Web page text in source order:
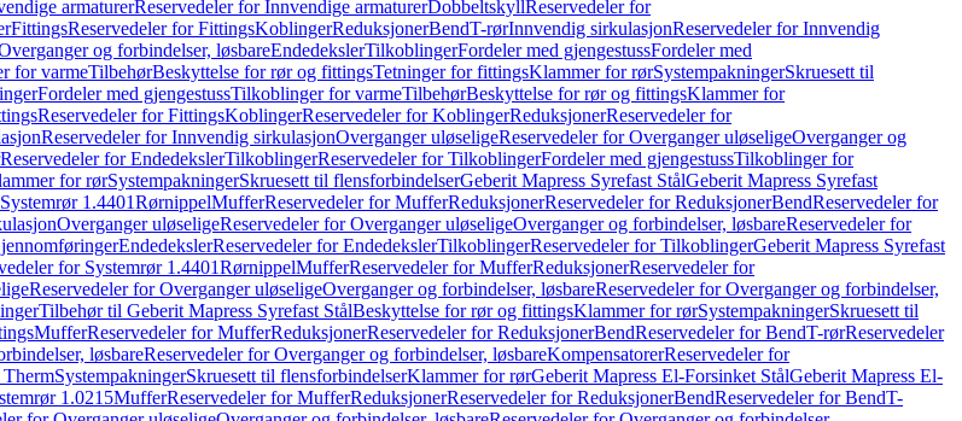
armaturerReservedeler for Innvendige armaturerDobbeltskyllReservedeler for
FittingsReservedeler for FittingsKoblingerReduksjonerBendT-rørInnvendig sirkulasjonReservedeler for Innvendig
og forbindelser, løsbareEndedekslerTilkoblingerFordeler med gjengestussFordeler med
for varmeTilbehørBeskyttelse for rør og fittingsTetninger for fittingsKlammer for rørSystempakningerSkruesett til
Fordeler med gjengestussTilkoblinger for varmeTilbehørBeskyttelse for rør og fittingsKlammer for
Reservedeler for FittingsKoblingerReservedeler for KoblingerReduksjonerReservedeler for
Reservedeler for Innvendig sirkulasjonOverganger uløseligeReservedeler for Overganger uløseligeOverganger og
Reservedeler for EndedekslerTilkoblingerReservedeler for TilkoblingerFordeler med gjengestussTilkoblinger for
for rørSystempakningerSkruesett til flensforbindelserGeberit Mapress Syrefast StålGeberit Mapress Syrefast
1.4401RørnippelMufferReservedeler for MufferReduksjonerReservedeler for ReduksjonerBendReservedeler for
Overganger uløseligeReservedeler for Overganger uløseligeOverganger og forbindelser, løsbareReservedeler for
EndedekslerReservedeler for EndedekslerTilkoblingerReservedeler for TilkoblingerGeberit Mapress Syrefast
for Systemrør 1.4401RørnippelMufferReservedeler for MufferReduksjonerReservedeler for
Reservedeler for Overganger uløseligeOverganger og forbindelser, løsbareReservedeler for Overganger og forbindelser,
Tilbehør til Geberit Mapress Syrefast StålBeskyttelse for rør og fittingsKlammer for rørSystempakningerSkruesett til
MufferReservedeler for MufferReduksjonerReservedeler for ReduksjonerBendReservedeler for BendT-rørReservedeler
løsbareReservedeler for Overganger og forbindelser, løsbareKompensatorerReservedeler for
SystempakningerSkruesett til flensforbindelserKlammer for rørGeberit Mapress El-Forsinket StålGeberit Mapress El-
1.0215MufferReservedeler for MufferReduksjonerReservedeler for ReduksjonerBendReservedeler for BendT-